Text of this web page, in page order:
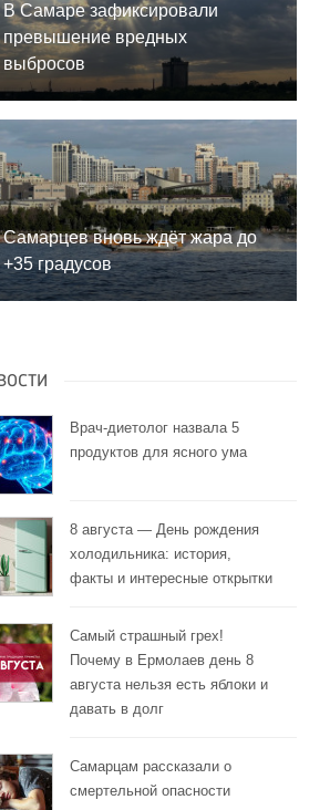
В Самаре зафиксировали
превышение вредных
выбросов
Самарцев вновь ждёт жара до
+35 градусов
Врач-диетолог назвала 5
продуктов для ясного ума
8 августа — День рождения
холодильника: история,
факты и интересные открытки
Самый страшный грех!
Почему в Ермолаев день 8
августа нельзя есть яблоки и
давать в долг
Самарцам рассказали о
смертельной опасности